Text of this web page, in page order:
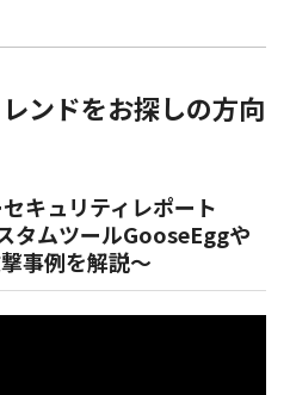
ンドをお探しの方向
キュリティレポート
タムツールGooseEggや
事例を解説～